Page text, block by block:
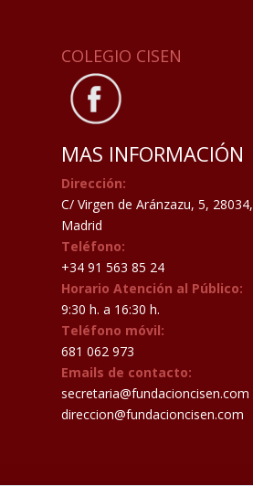
COLEGIO CISEN
MAS INFORMACIÓN
Dirección:
C/ Virgen de Aránzazu, 5, 28034,
Madrid
Teléfono:
+34 91 563 85 24
Horario Atención al Público:
9:30 h. a 16:30 h.
Teléfono móvil:
681 062 973
Emails de contacto:
secretaria@fundacioncisen.com
direccion@fundacioncisen.com